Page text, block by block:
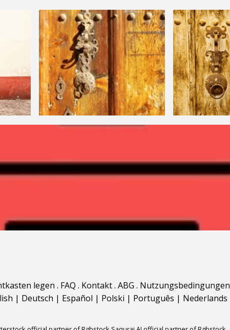
legen . FAQ . Kontakt. ABG . Nutzungsbedingungen
| Deutsch | Español | Polski | Português | Nederlands